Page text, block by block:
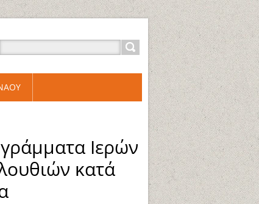
Ιερών
κατά